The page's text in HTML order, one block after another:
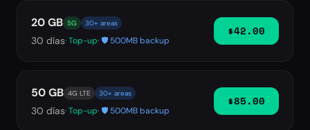
20 GB 5G 30+ areas
30 días· Top-up· 🛡️ 500MB backup
$42.00
50 GB 4G LTE 30+ areas
30 días· Top-up· 🛡️ 500MB backup
$85.00